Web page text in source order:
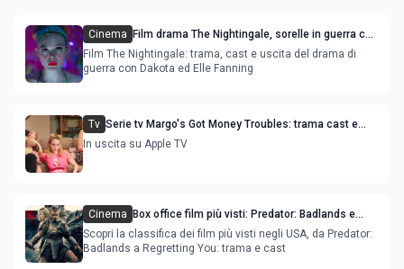
Cinema
Film drama The Nightingale, sorelle in guerra con
Dakota e Elle Fanning, Mark Rylance - trama
Film The Nightingale: trama, cast e uscita del drama di
guerra con Dakota ed Elle Fanning
Tv Serie tv Margo's Got Money Troubles: trama cast e
uscita streaming
In uscita su Apple TV
Cinema
Box office film più visti: Predator: Badlands e
Nuremberg sono le novità
Scopri la classifica dei film più visti negli USA, da Predator:
Badlands a Regretting You: trama e cast